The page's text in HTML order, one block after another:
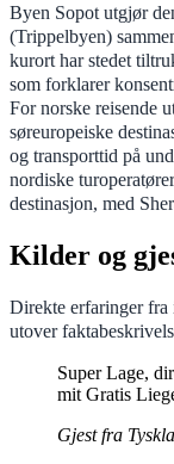
Byen Sopot utgjør
(Trippelbyen)
kurort har stedet
som forklarer
For norske reisende
søreuropeiske
og transporttid på
nordiske
destinasjon, med
Kilder og
Direkte erfaringer fra
utover
Super Lage,
mit Gratis
Gjest fra